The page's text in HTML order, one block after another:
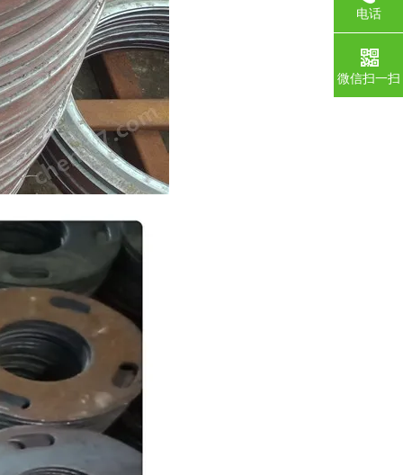
电话
微信扫一扫